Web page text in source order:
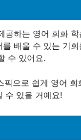
공하는 영어 회화
배울 수 있는 기
수 있어요.
픽으로 쉽게 영어
수 있을 거예요!